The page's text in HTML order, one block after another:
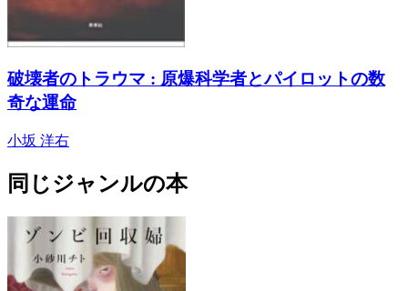
破壊者のトラウマ : 原爆科学者とパイロットの数
奇な運命
小坂 洋右
同じジャンルの本